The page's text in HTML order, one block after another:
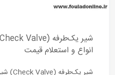
انواع و استعلام قیمت